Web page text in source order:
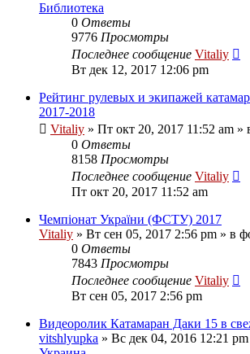
Библиотека
0 Ответы
9776 Просмотры
Последнее сообщение Vitaliy
Вт дек 12, 2017 12:06 pm
Рейтинг рулевых и экипажей
2017-2018
Vitaliy » Пт окт 20, 2017 11:52 am »
0 Ответы
8158 Просмотры
Последнее сообщение Vitaliy
Пт окт 20, 2017 11:52 am
Чемпіонат України (ФСТУ) 2017
Vitaliy » Вт сен 05, 2017 2:56 pm » в
0 Ответы
7843 Просмотры
Последнее сообщение Vitaliy
Вт сен 05, 2017 2:56 pm
Видеоролик Катамаран Даки 15 в
vitshlyupka » Вс дек 04, 2016 12:21